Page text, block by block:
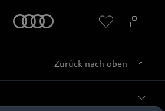
Zurück nach oben